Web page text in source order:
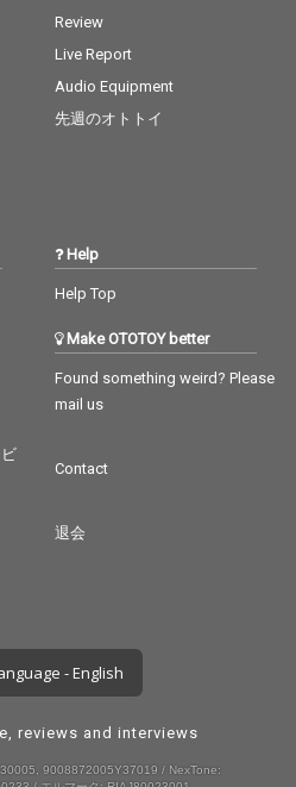
Review
Live Report
Audio Equipment
先週のオトトイ
Help
Help Top
Make OTOTOY better
Found something weird? Please
mail us
Contact
退会
- English
reviews and interviews
9008872005Y37019 / NexTone: